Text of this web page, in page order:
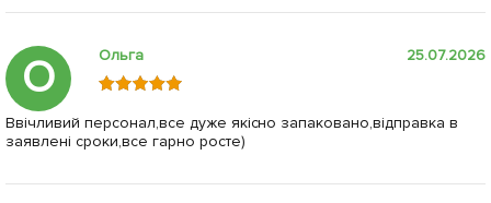
О Ольга 25.07.2026
Ввічливий персонал,все дуже якісно запаковано,відправка в
заявлені сроки,все гарно росте)